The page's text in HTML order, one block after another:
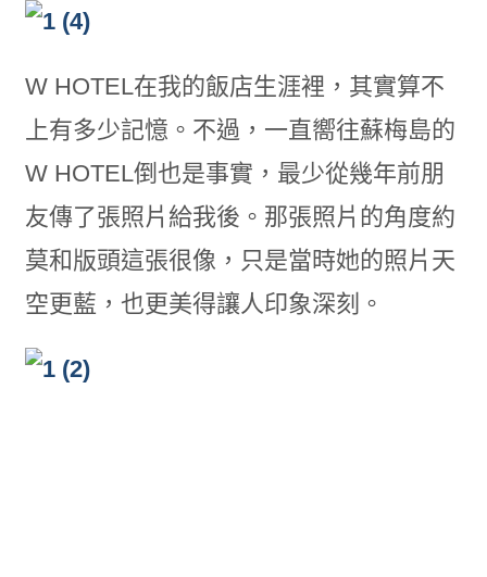
W HOTEL在我的飯店生涯裡，其實算不
上有多少記憶。不過，一直嚮往蘇梅島的
W HOTEL倒也是事實，最少從幾年前朋
友傳了張照片給我後。那張照片的角度約
莫和版頭這張很像，只是當時她的照片天
空更藍，也更美得讓人印象深刻。